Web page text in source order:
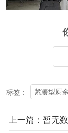
标签： 紧凑型厨
上一篇：暂无